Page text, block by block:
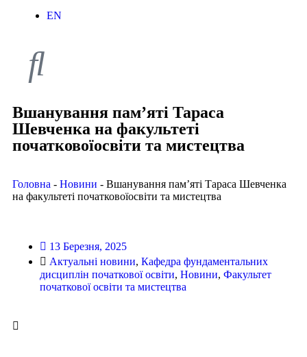
EN
Вшанування пам’яті Тараса
Шевченка на факультеті
початковоїосвіти та мистецтва
Головна - Новини - Вшанування пам’яті Тараса Шевченка
на факультеті початковоїосвіти та мистецтва
13 Березня, 2025
Актуальні новини, Кафедра фундаментальних
дисциплін початкової освіти, Новини, Факультет
початкової освіти та мистецтва